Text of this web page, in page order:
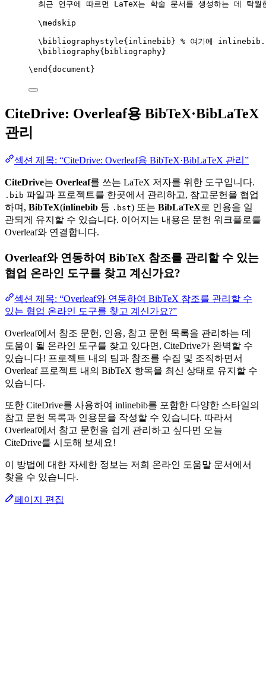
최근 연구에 따르면 LaTeX는 학술 문서를 생성하는 데 탁
\medskip
\bibliographystyle{inlinebib} % 여기에
\bibliography{bibliography}
\end { document }
CiteDrive: Overleaf용 BibTeX·BibLaTeX
관리
섹션 제목: “CiteDrive: Overleaf용 BibTeX·BibLaTeX 관리”
CiteDrive는 Overleaf를 쓰는 LaTeX 저자를 위한 도구입니다.
.bib 파일과 프로젝트를 한곳에서 관리하고, 참고문헌을 협업
하며, BibTeX(inlinebib 등 .bst) 또는 BibLaTeX로 인용을 일
관되게 유지할 수 있습니다. 이어지는 내용은 문헌 워크플로를
Overleaf와 연결합니다.
Overleaf와 연동하여 BibTeX 참조를 관리할 수 있는
협업 온라인 도구를 찾고 계신가요?
섹션 제목: “Overleaf와 연동하여 BibTeX 참조를 관리할 수
있는 협업 온라인 도구를 찾고 계신가요?”
Overleaf에서 참조 문헌, 인용, 참고 문헌 목록을 관리하는 데
도움이 될 온라인 도구를 찾고 있다면, CiteDrive가 완벽할 수
있습니다! 프로젝트 내의 팀과 참조를 수집 및 조직하면서
Overleaf 프로젝트 내의 BibTeX 항목을 최신 상태로 유지할 수
있습니다.
또한 CiteDrive를 사용하여 inlinebib를 포함한 다양한 스타일의
참고 문헌 목록과 인용문을 작성할 수 있습니다. 따라서
Overleaf에서 참고 문헌을 쉽게 관리하고 싶다면 오늘
CiteDrive를 시도해 보세요!
이 방법에 대한 자세한 정보는 저희 온라인 도움말 문서에서
찾을 수 있습니다.
페이지 편집